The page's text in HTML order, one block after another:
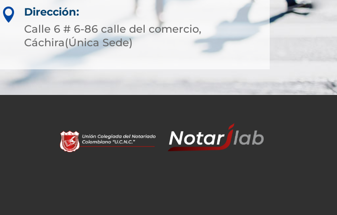

Dirección:
Calle 6 # 6-86 calle del comercio,
Cáchira(Única Sede)